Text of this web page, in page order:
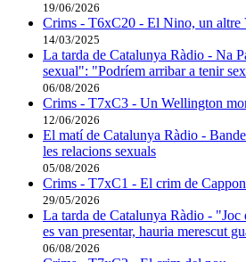
19/06/2026
Crims - T6xC20 - El Nino, un altre
14/03/2025
La tarda de Catalunya Ràdio - Na
sexual": "Podríem arribar a tenir
06/08/2026
Crims - T7xC3 - Un Wellington
12/06/2026
El matí de Catalunya Ràdio -
les relacions sexuals
05/08/2026
Crims - T7xC1 - El crim de
29/05/2026
La tarda de Catalunya Ràdio - "Joc
es van presentar, hauria merescut
06/08/2026